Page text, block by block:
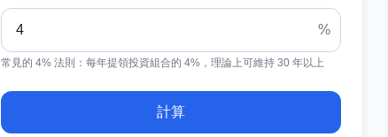
%
常見的 4% 法則：每年提領投資組合的 4%，理論上可維持 30 年以上
計算